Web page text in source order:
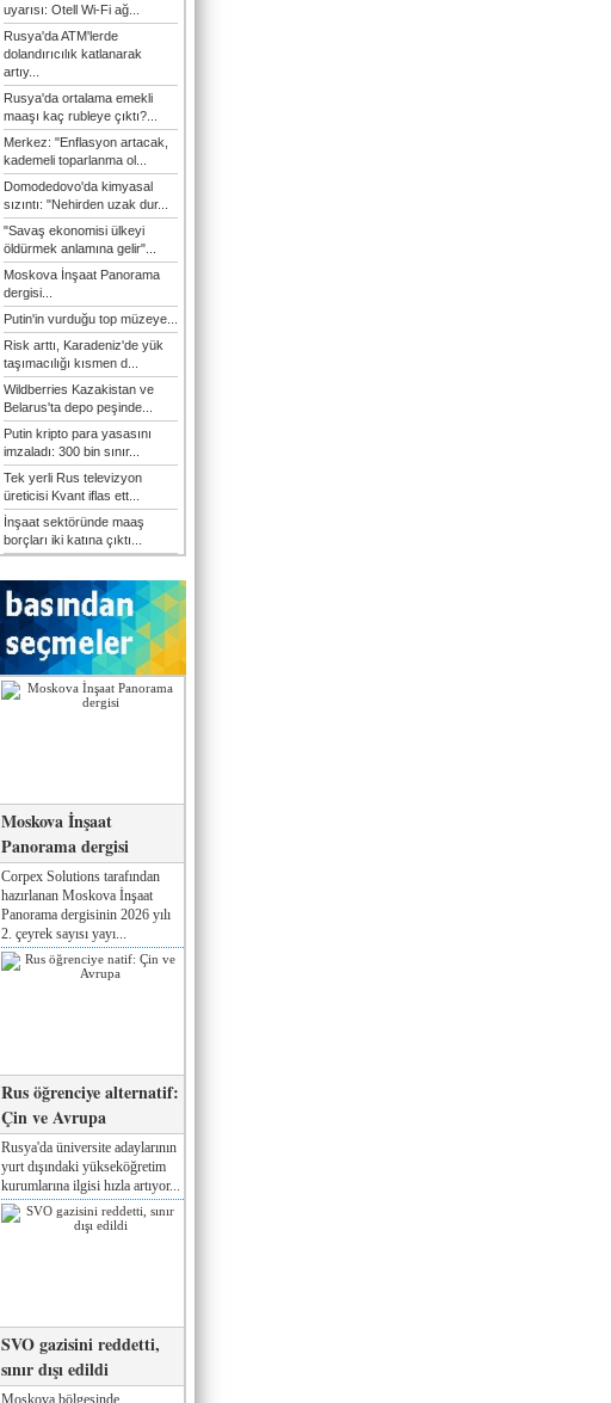
uyarısı: Otell Wi-Fi ağ...
Rusya'da ATM'lerde
dolandırıcılık katlanarak
artıy...
Rusya'da ortalama emekli
maaşı kaç rubleye çıktı?...
Merkez: "Enflasyon artacak,
kademeli toparlanma ol...
Domodedovo'da kimyasal
sızıntı: "Nehirden uzak dur...
"Savaş ekonomisi ülkeyi
öldürmek anlamına gelir"...
Moskova İnşaat Panorama
dergisi...
Putin'in vurduğu top müzeye...
Risk arttı, Karadeniz'de yük
taşımacılığı kısmen d...
Wildberries Kazakistan ve
Belarus'ta depo peşinde...
Putin kripto para yasasını
imzaladı: 300 bin sınır...
Tek yerli Rus televizyon
üreticisi Kvant iflas ett...
İnşaat sektöründe maaş
borçları iki katına çıktı...
Moskova İnşaat
Panorama dergisi
Corpex Solutions tarafından
hazırlanan Moskova İnşaat
Panorama dergisinin 2026 yılı
2. çeyrek sayısı yayı...
Rus öğrenciye alternatif:
Çin ve Avrupa
Rusya'da üniversite adaylarının
yurt dışındaki yükseköğretim
kurumlarına ilgisi hızla artıyor...
SVO gazisini reddetti,
sınır dışı edildi
Moskova bölgesinde,